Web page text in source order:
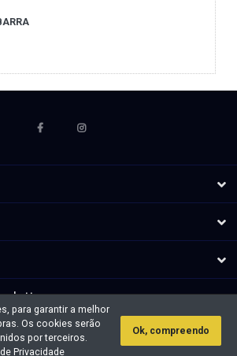
mais
Direitos de autor &cópia; 2026 TM
Parts. Todos os direitos reservados.
para garantir a melhor
Os cookies serão
por terceiros.
Privacidade
Ok, compreendo